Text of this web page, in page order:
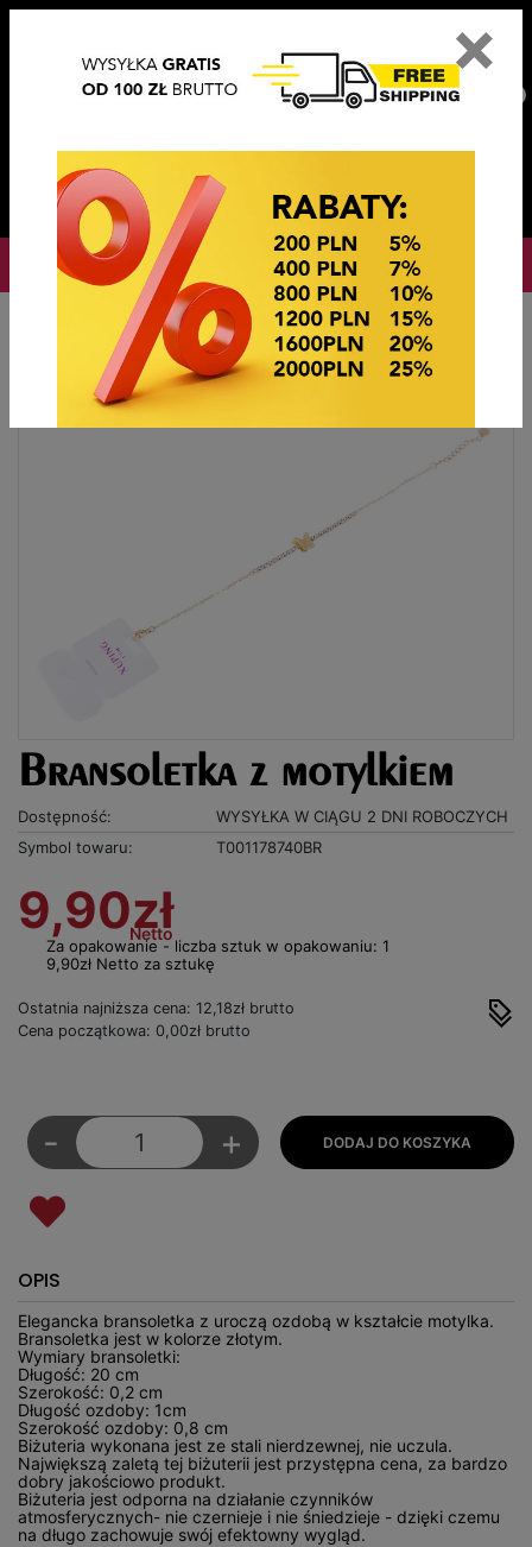
OKAZJE CENOWE! OKAZJE CENOWE!
Strona główna BIŻUTERIA STEEL/XUPING BRANSOLETKI
Bransoletka z motylkiem
Dostępność:
WYSYŁKA W CIĄGU 2 DNI ROBOCZYCH
Symbol towaru:
T001178740BR
9,90zł
Netto
Za opakowanie - liczba sztuk w opakowaniu: 1
9,90zł Netto za sztukę
Ostatnia najniższa cena: 12,18zł brutto
Cena początkowa: 0,00zł brutto
- +
OPIS
Elegancka bransoletka z uroczą ozdobą w kształcie motylka.
Bransoletka jest w kolorze złotym.
Wymiary bransoletki:
Długość: 20 cm
Szerokość: 0,2 cm
Długość ozdoby: 1cm
Szerokość ozdoby: 0,8 cm
Biżuteria wykonana jest ze stali nierdzewnej, nie uczula.
Największą zaletą tej biżuterii jest przystępna cena, za bardzo
dobry jakościowo produkt.
Biżuteria jest odporna na działanie czynników
atmosferycznych- nie czernieje i nie śniedzieje - dzięki czemu
na długo zachowuje swój efektowny wygląd.
×